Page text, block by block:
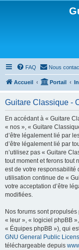
FAQ Nous
Accueil Portail
Guitare Classique -
En accédant à « Guitare
« nos », « Guitare
d’être légalement lié par
d’être légalement lié par
n’utilisez pas « Guitare
tout moment et ferons tout
est de votre responsabilité
utilisation continue de «
votre acceptation d’être
modifiées.
Nos forums sont
« leur », « logiciel phpBB
« Équipes phpBB »), qui
GNU General Public
téléchargeable depuis